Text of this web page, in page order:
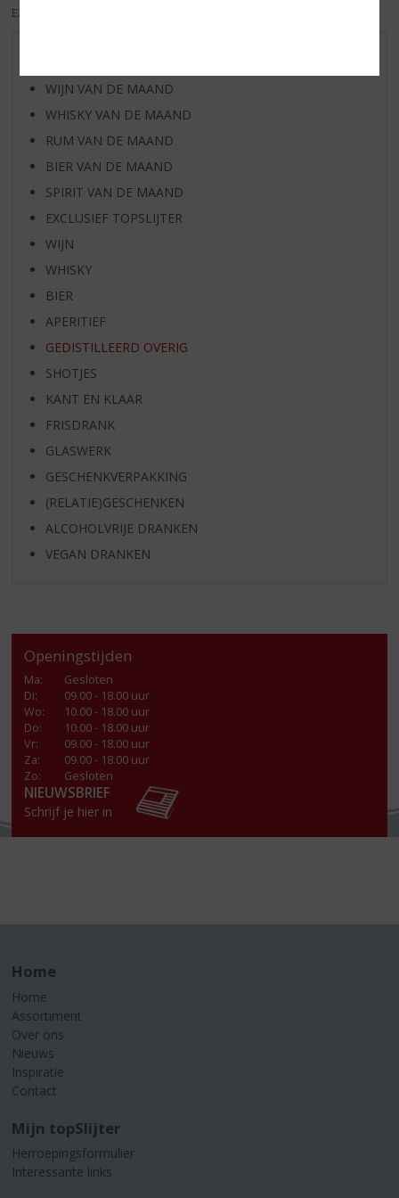
EXCL. BTW
WIJN VAN DE MAAND
WHISKY VAN DE MAAND
RUM VAN DE MAAND
BIER VAN DE MAAND
SPIRIT VAN DE MAAND
EXCLUSIEF TOPSLIJTER
WIJN
WHISKY
BIER
APERITIEF
GEDISTILLEERD OVERIG
SHOTJES
KANT EN KLAAR
FRISDRANK
GLASWERK
GESCHENKVERPAKKING
(RELATIE)GESCHENKEN
ALCOHOLVRIJE DRANKEN
VEGAN DRANKEN
Openingstijden
Ma:
Gesloten
Di:
09.00 - 18.00 uur
Wo:
10.00 - 18.00 uur
Do:
10.00 - 18.00 uur
Vr:
09.00 - 18.00 uur
Za:
09.00 - 18.00 uur
Zo:
Gesloten
NIEUWSBRIEF
Schrijf je hier in
Home
Home
Assortiment
Over ons
Nieuws
Inspiratie
Contact
Mijn topSlijter
Herroepingsformulier
Interessante links